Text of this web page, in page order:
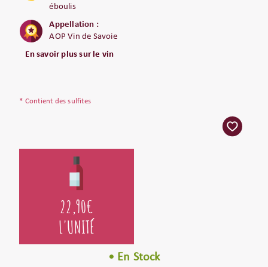
éboulis
Appellation :
AOP Vin de Savoie
En savoir plus sur le vin
* Contient des sulfites
22,90€
L'UNITÉ
• En Stock